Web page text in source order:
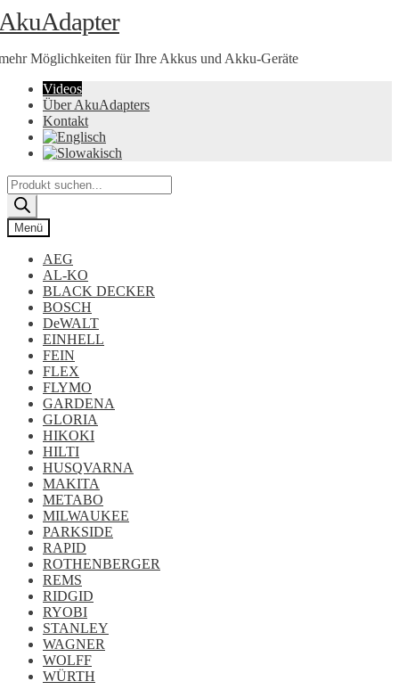
Zur
Navigation
Zum
Inhalt
Möglichkeiten für Ihre Akkus und Akku-Geräte
Videos
Über AkuAdapters
Kontakt
Products
search
Menü
AEG
AL-KO
BLACK DECKER
BOSCH
DeWALT
EINHELL
FEIN
FLEX
FLYMO
GARDENA
GLORIA
HIKOKI
HILTI
HUSQVARNA
MAKITA
METABO
MILWAUKEE
PARKSIDE
RAPID
ROTHENBERGER
REMS
RIDGID
RYOBI
STANLEY
WAGNER
WOLFF
WÜRTH